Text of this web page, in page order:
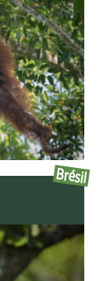
Brésil